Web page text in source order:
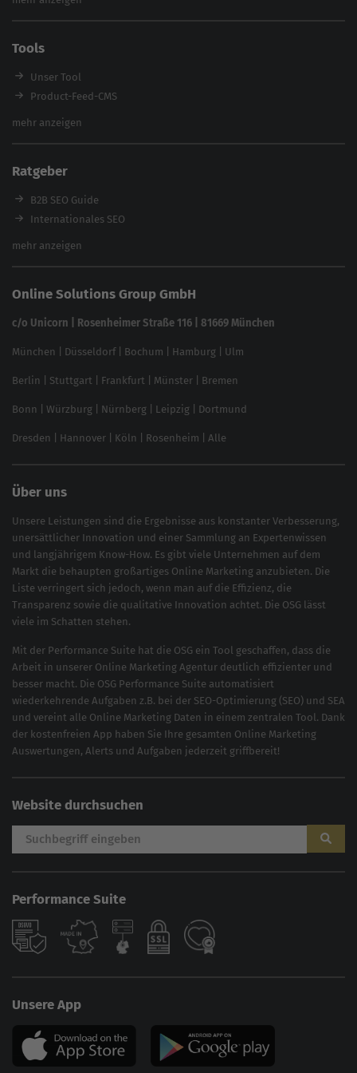
Enterprise SEO Agentur
Workshops
Tools
Unser Tool
Product-Feed-CMS
Website Analyse
Backlink-Check
Ladezeiten-Check
Brand Protection Tool
Website SEO Check
feed2content.ai
mehr anzeigen
Ratgeber
B2B SEO Guide
Internationales SEO
eCommerce SEO
In ChatGPT gefunden werden
Linkbuilding 2025
Local SEO
SEO für Online Shops
Brand Monitoring 2025
mehr anzeigen
Online Solutions Group GmbH
c/o Unicorn | Rosenheimer Straße 116 | 81669 München
München Düsseldorf| Bochum Hamburg Ulm
Berlin Stuttgart Frankfurt Münster Bremen
Bonn Würzburg Nürnberg Leipzig Dortmund
Dresden Hannover Köln Rosenheim Alle
Über uns
Unsere Leistungen sind die Ergebnisse aus konstanter Verbesserung,
unersättlicher Innovation und einer Sammlung an Expertenwissen
und langjährigem Know-How. Es gibt viele Unternehmen auf dem
Markt die behaupten großartiges Online Marketing anzubieten. Die
Liste verringert sich jedoch, wenn man auf die Effizienz, die
Transparenz sowie die qualitative Innovation achtet. Die OSG lässt
viele im Schatten stehen.
Mit der Performance Suite hat die OSG ein Tool geschaffen, dass die
Arbeit in unserer Online Marketing Agentur deutlich effizienter und
besser macht. Die OSG Performance Suite automatisiert
wiederkehrende Aufgaben z.B. bei der SEO-Optimierung (SEO) und SEA
und vereint alle Online Marketing Daten in einem zentralen Tool. Dank
der kostenfreien App haben Sie Ihre gesamten Online Marketing
Auswertungen, Alerts und Aufgaben jederzeit griffbereit!
Website durchsuchen
Performance Suite
Unsere App
GmbH. 👋